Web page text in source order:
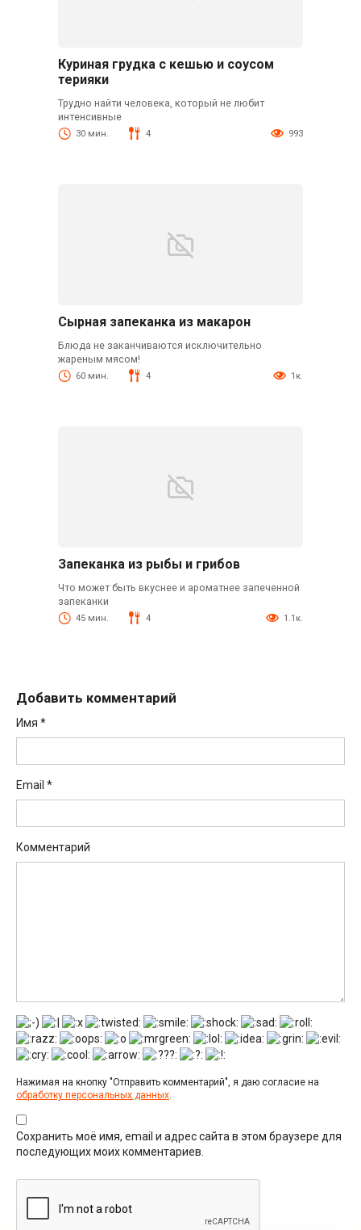
Куриная грудка с кешью и соусом
терияки
Трудно найти человека, который не любит
интенсивные
30 мин. 4 993
Сырная запеканка из макарон
Блюда не заканчиваются исключительно
жареным мясом!
60 мин. 4 1к.
Запеканка из рыбы и грибов
Что может быть вкуснее и ароматнее запеченной
запеканки
45 мин. 4 1.1к.
Добавить комментарий
Имя *
Email *
Комментарий
Нажимая на кнопку "Отправить комментарий", я даю согласие на
обработку персональных данных.
Сохранить моё имя, email и адрес сайта в этом браузере для
последующих моих комментариев.